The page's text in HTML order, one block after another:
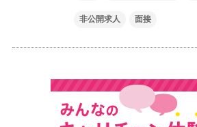
非公開求人 面接